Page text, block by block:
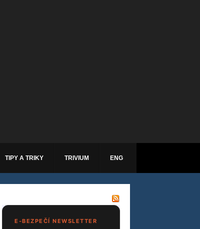
TIPY A TRIKY TRIVIUM ENG
E-BEZPEČÍ NEWSLETTER